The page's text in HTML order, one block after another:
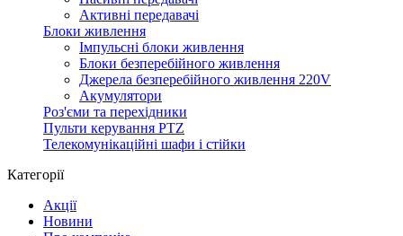
Активні передавачі
Блоки живлення
Імпульсні блоки живлення
Блоки безперебійного живлення
Джерела безперебійного живлення 220V
Акумулятори
Роз'єми та перехідники
Пульти керування PTZ
Телекомунікаційні шафи і стійки
Категорії
Акції
Новини